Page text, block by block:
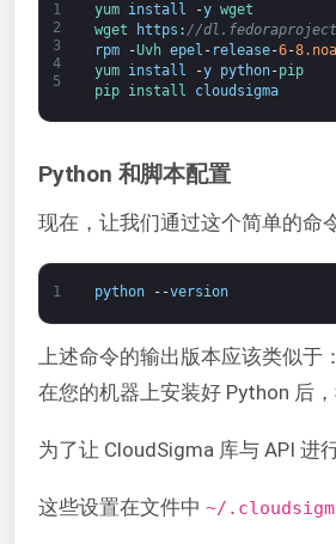
1
2
3
4
5
yum install -y wget
wget
https : //
rpm
-Uvh epel - release-6-
yum install -y python-pip
pip install cloudsigma
Python 和脚本配置
现在，让我们通过这个简单的命
1 python --version
上述命令的输出版本应该类似于：
在您的机器上安装好 Python 后
为了让 CloudSigma 库与 API 进
这些设置在文件中 ~/